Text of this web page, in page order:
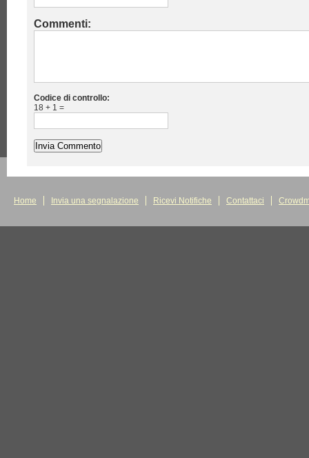
Commenti:
Codice di controllo:
18 + 1 =
Home Invia una segnalazione Ricevi Notifiche Contattaci